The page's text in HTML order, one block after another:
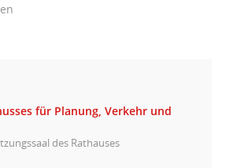
für Planung, Verkehr und
des Rathauses